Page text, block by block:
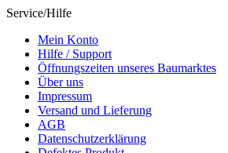
Service/Hilfe
Mein Konto
Hilfe / Support
Öffnungszeiten unseres Baumarktes
Über uns
Impressum
Versand und Lieferung
AGB
Datenschutzerklärung